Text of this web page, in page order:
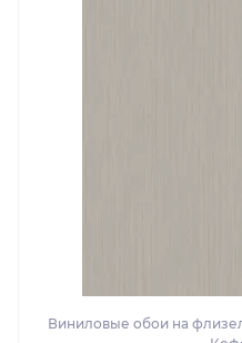
Виниловые обои на